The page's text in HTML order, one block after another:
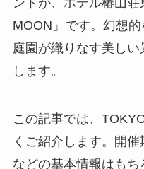
MOON」です。幻想
庭園が織りなす美し
します。
この記事では、
くご紹介します。開
などの基本情報はも